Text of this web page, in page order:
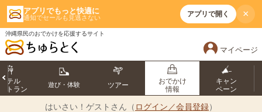
アプリでもっと快適に
通知でセールも見逃さない アプリで開く ×
沖縄県民のおでかけを応援するサイト
マイページ
ホテル
トラン
遊び・体験 ツアー
おでかけ
情報
キャン
ペーン
はいさい！ ゲストさん（ ログイン／会員登録）